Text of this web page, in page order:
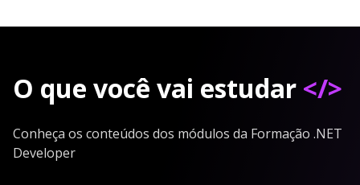
O que você vai estudar </>
Conheça os conteúdos dos módulos da Formação .NET
Developer